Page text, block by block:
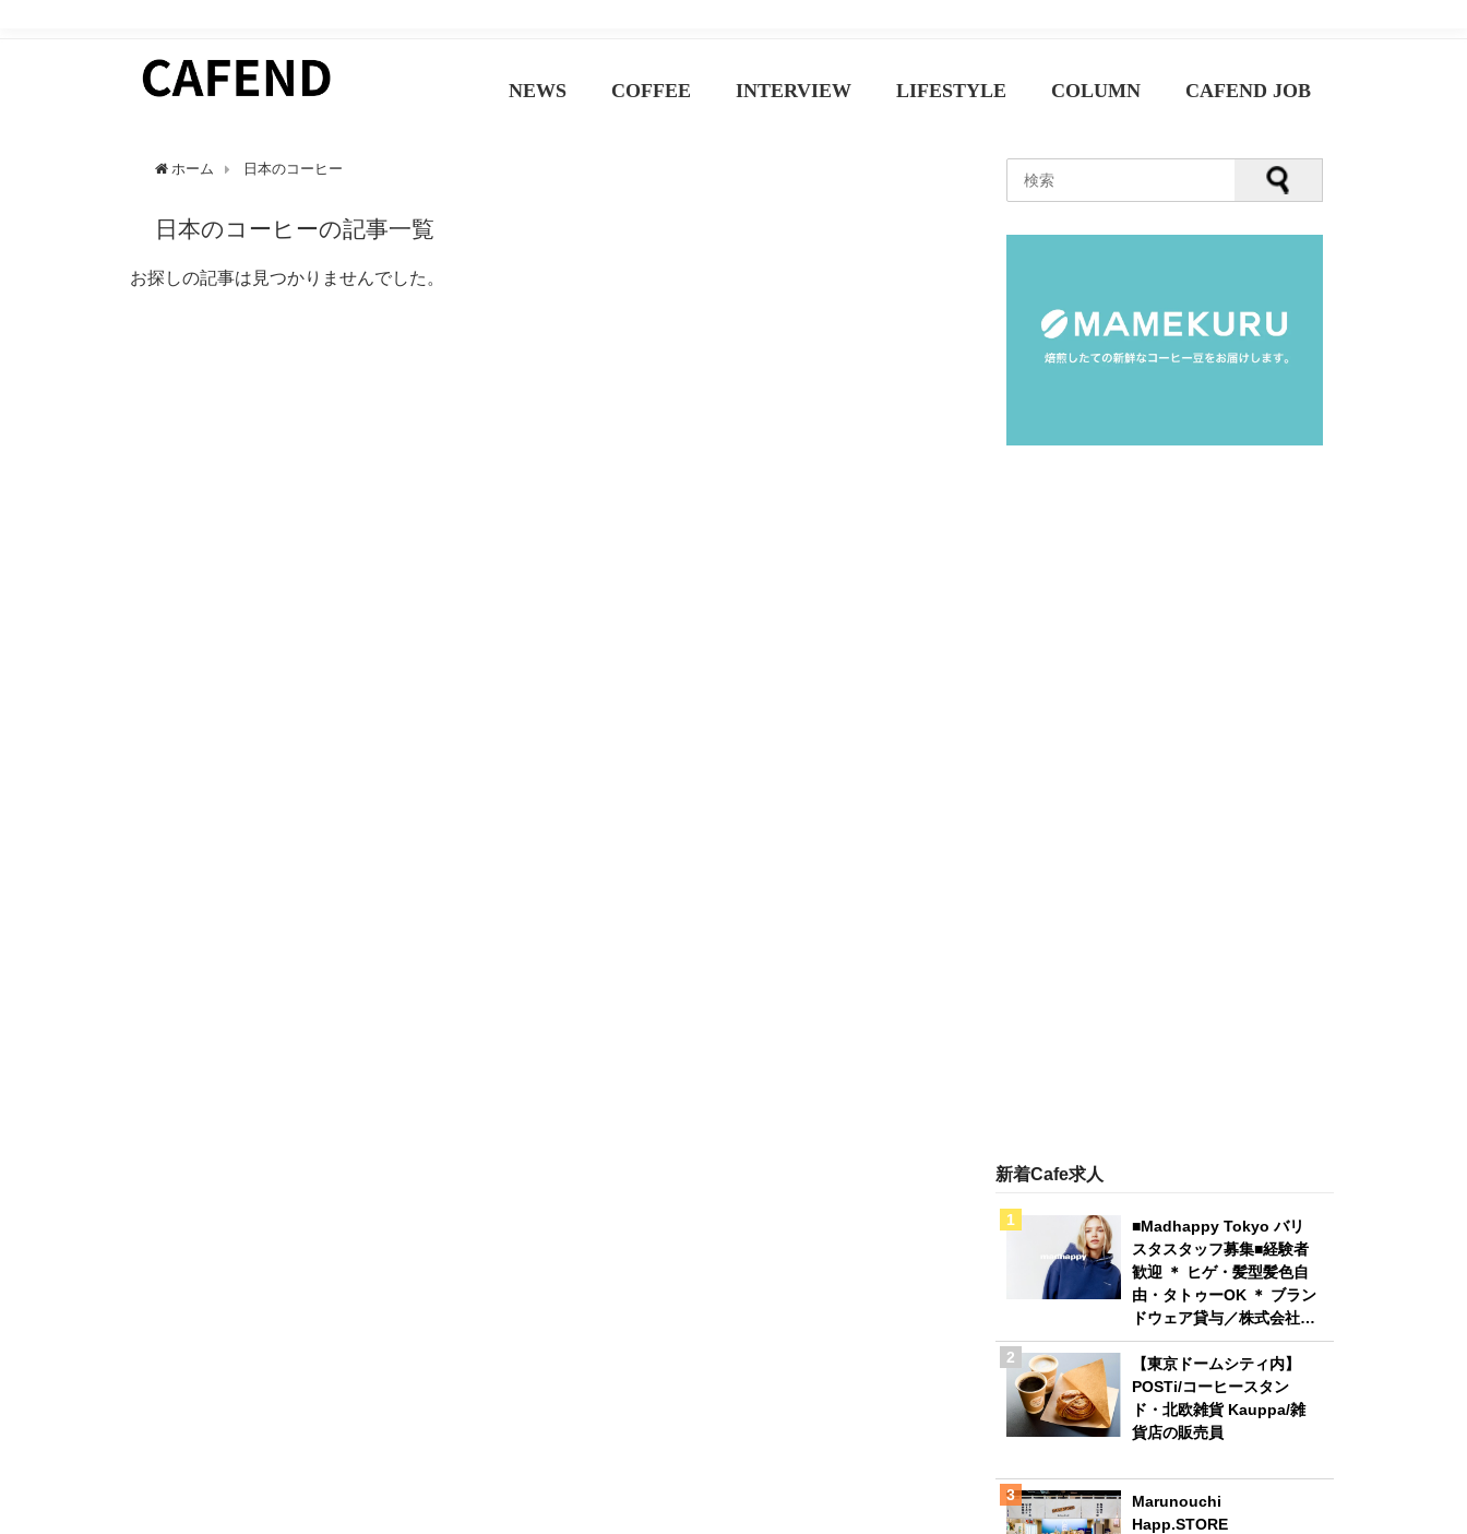
NEWS COFFEE INTERVIEW LIFESTYLE COLUMN CAFEND JOB
ホーム 日本のコーヒー
日本のコーヒーの記事一覧
お探しの記事は見つかりませんでした。
新着Cafe求人
■Madhappy Tokyo バリ
スタスタッフ募集■経験者
歓迎 ＊ ヒゲ・髪型髪色自
由・タトゥーOK ＊ ブラン
ドウェア貸与／株式会社
Madhappy Japan
【東京ドームシティ内】
POSTi/コーヒースタン
ド・北欧雑貨 Kauppa/雑
貨店の販売員
Marunouchi
Happ.STORE